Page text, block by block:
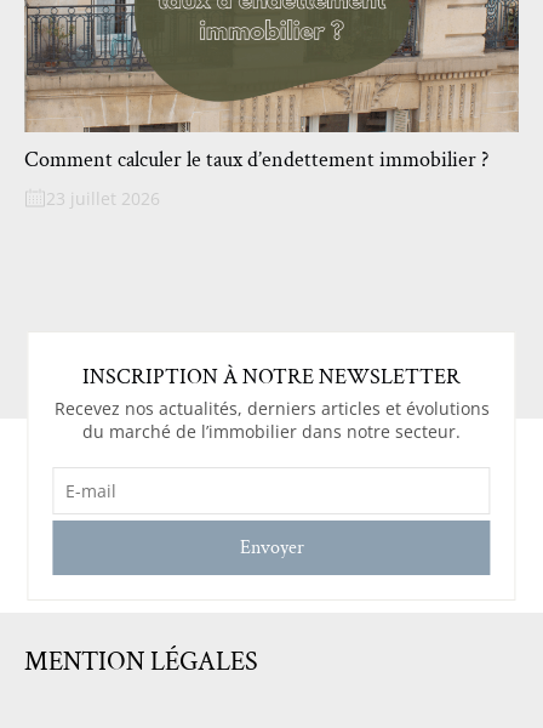
Comment calculer le taux d’endettement immobilier ?
23 juillet 2026
INSCRIPTION À NOTRE NEWSLETTER
Recevez nos actualités, derniers articles et évolutions
du marché de l’immobilier dans notre secteur.
E-
MAIL
MENTION LÉGALES